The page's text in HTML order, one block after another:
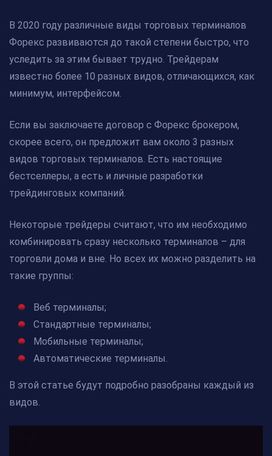
В 2020 году различные виды торговых терминалов
Форекс развиваются до такой степени быстро, что
уследить за этим бывает трудно. Трейдерам
известно более 10 разных видов, отличающихся, как
минимум, интерфейсом.
Если вы заключаете договор с Форекс брокером,
скорее всего, он предложит вам около 3 разных
видов торговых терминалов. Есть настоящие
бестселлеры, а есть и личные разработки
трейдинговых компаний.
Некоторые трейдеры считают, что им необходимо
комбинировать сразу несколько терминалов – для
торговли дома и вне. Но всех их можно разделить на
такие группы:
Веб терминалы;
Стандартные терминалы;
Мобильные терминалы;
Автоматические терминалы.
В этой статье будут подробно разобраны каждый из
видов.